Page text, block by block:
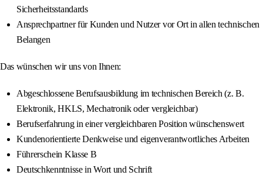
Sicherheitsstandards
Ansprechpartner für Kunden und Nutzer vor Ort in allen technischen
Belangen
Das wünschen wir uns von Ihnen:
Abgeschlossene Berufsausbildung im technischen Bereich (z. B.
Elektronik, HKLS, Mechatronik oder vergleichbar)
Berufserfahrung in einer vergleichbaren Position wünschenswert
Kundenorientierte Denkweise und eigenverantwortliches Arbeiten
Führerschein Klasse B
Deutschkenntnisse in Wort und Schrift